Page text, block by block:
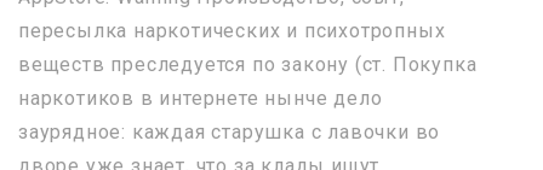
пересылка наркотических и психотропных
веществ преследуется по закону (ст. Покупка
наркотиков в интернете нынче дело
заурядное: каждая старушка с лавочки во